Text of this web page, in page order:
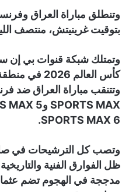
وتنطلق مباراة العراق
بتوقيت غرينيتش، منتصف
وتمتلك شبكة قنوات بي إن
كأس العالم
SPORTS MAX 6.
وتصب كل الترشيحات في
ظل الفوارق الفنية
مدججة في الهجوم تضم